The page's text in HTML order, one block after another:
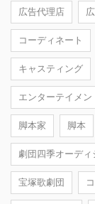
広告代理店
コーディネート
キャスティング
エンターテイメン
脚本家 脚本
劇団四季オーディ
宝塚歌劇団